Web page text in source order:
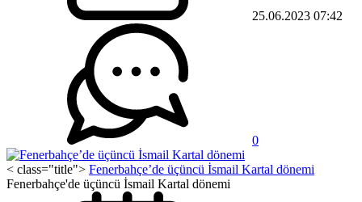
25.06.2023 07:42
0
< class="title"> Fenerbahçe’de üçüncü İsmail Kartal dönemi
Fenerbahçe'de üçüncü İsmail Kartal dönemi